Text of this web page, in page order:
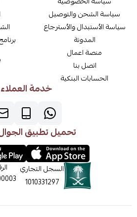
سياسة الشحن والتوصيل
سياسة الأستبدال والأسترجاع
المدونة
منصة اعمال
اتصل بنا
الحسابات البنكية
خدمة العملاء
تحميل تطبيق الجوال
السجل التجاري
1010331297